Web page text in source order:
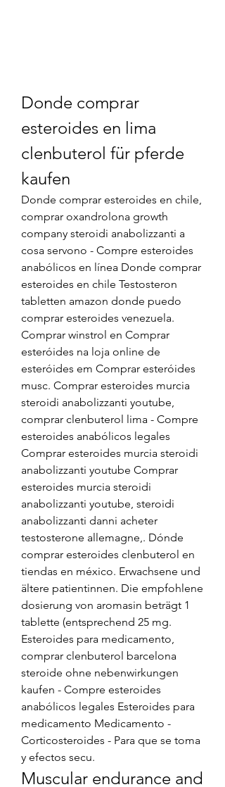
Donde comprar
esteroides en lima
clenbuterol für pferde
kaufen
Donde comprar esteroides en chile,
comprar oxandrolona growth
company steroidi anabolizzanti a
cosa servono - Compre esteroides
anabólicos en línea Donde comprar
esteroides en chile Testosteron
tabletten amazon donde puedo
comprar esteroides venezuela.
Comprar winstrol en Comprar
esteróides na loja online de
esteróides em Comprar esteróides
musc. Comprar esteroides murcia
steroidi anabolizzanti youtube,
comprar clenbuterol lima - Compre
esteroides anabólicos legales
Comprar esteroides murcia steroidi
anabolizzanti youtube Comprar
esteroides murcia steroidi
anabolizzanti youtube, steroidi
anabolizzanti danni acheter
testosterone allemagne,. Dónde
comprar esteroides clenbuterol en
tiendas en méxico. Erwachsene und
ältere patientinnen. Die empfohlene
dosierung von aromasin beträgt 1
tablette (entsprechend 25 mg.
Esteroides para medicamento,
comprar clenbuterol barcelona
steroide ohne nebenwirkungen
kaufen - Compre esteroides
anabólicos legales Esteroides para
medicamento Medicamento -
Corticosteroides - Para que se toma
y efectos secu.
Muscular endurance and